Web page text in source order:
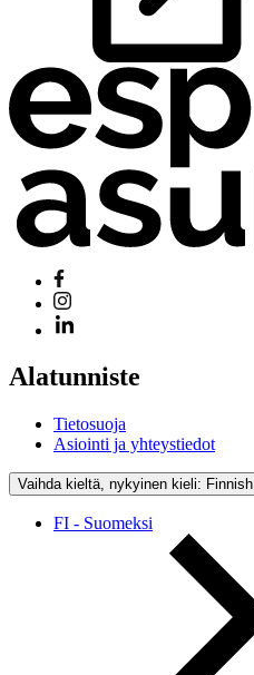
Alatunniste
Tietosuoja
Asiointi ja yhteystiedot
Vaihda kieltä, nykyinen kieli: Finnish
FI - Suomeksi